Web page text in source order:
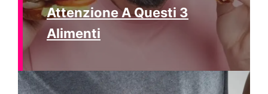
Attenzione A Questi 3
Alimenti